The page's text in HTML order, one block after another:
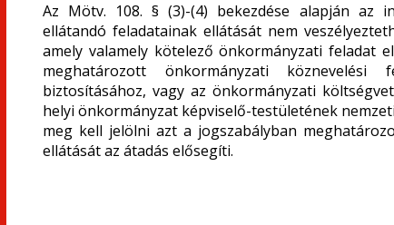
Az Mötv. 108. § (3)-(4) bekezdése alapján az
ellátandó feladatainak ellátását nem
amely valamely kötelező önkormányzati feladat
meghatározott önkormányzati
biztosításához, vagy az önkormányzati
helyi önkormányzat képviselő-testületének
meg kell jelölni azt a jogszabályban
ellátását az átadás elősegíti.